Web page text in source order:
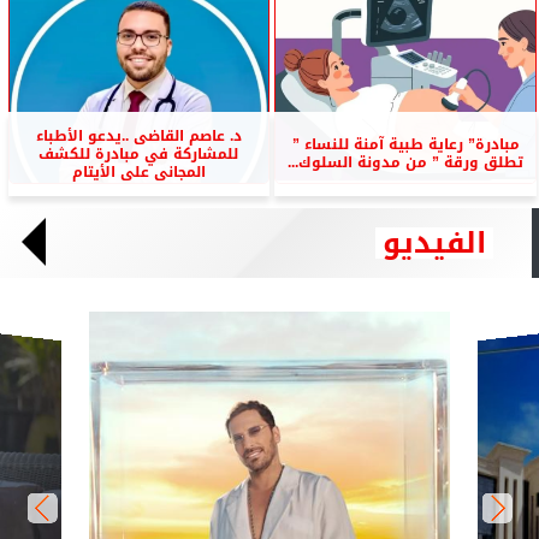
مبادرة” رعاية طبية آمنة للنساء ”
تطلق ورقة ” من مدونة السلوك...
د. عاصم القاضى ..يدعو الأطباء
للمشاركة في مبادرة للكشف
المجانى على الأيتام
الفيديو